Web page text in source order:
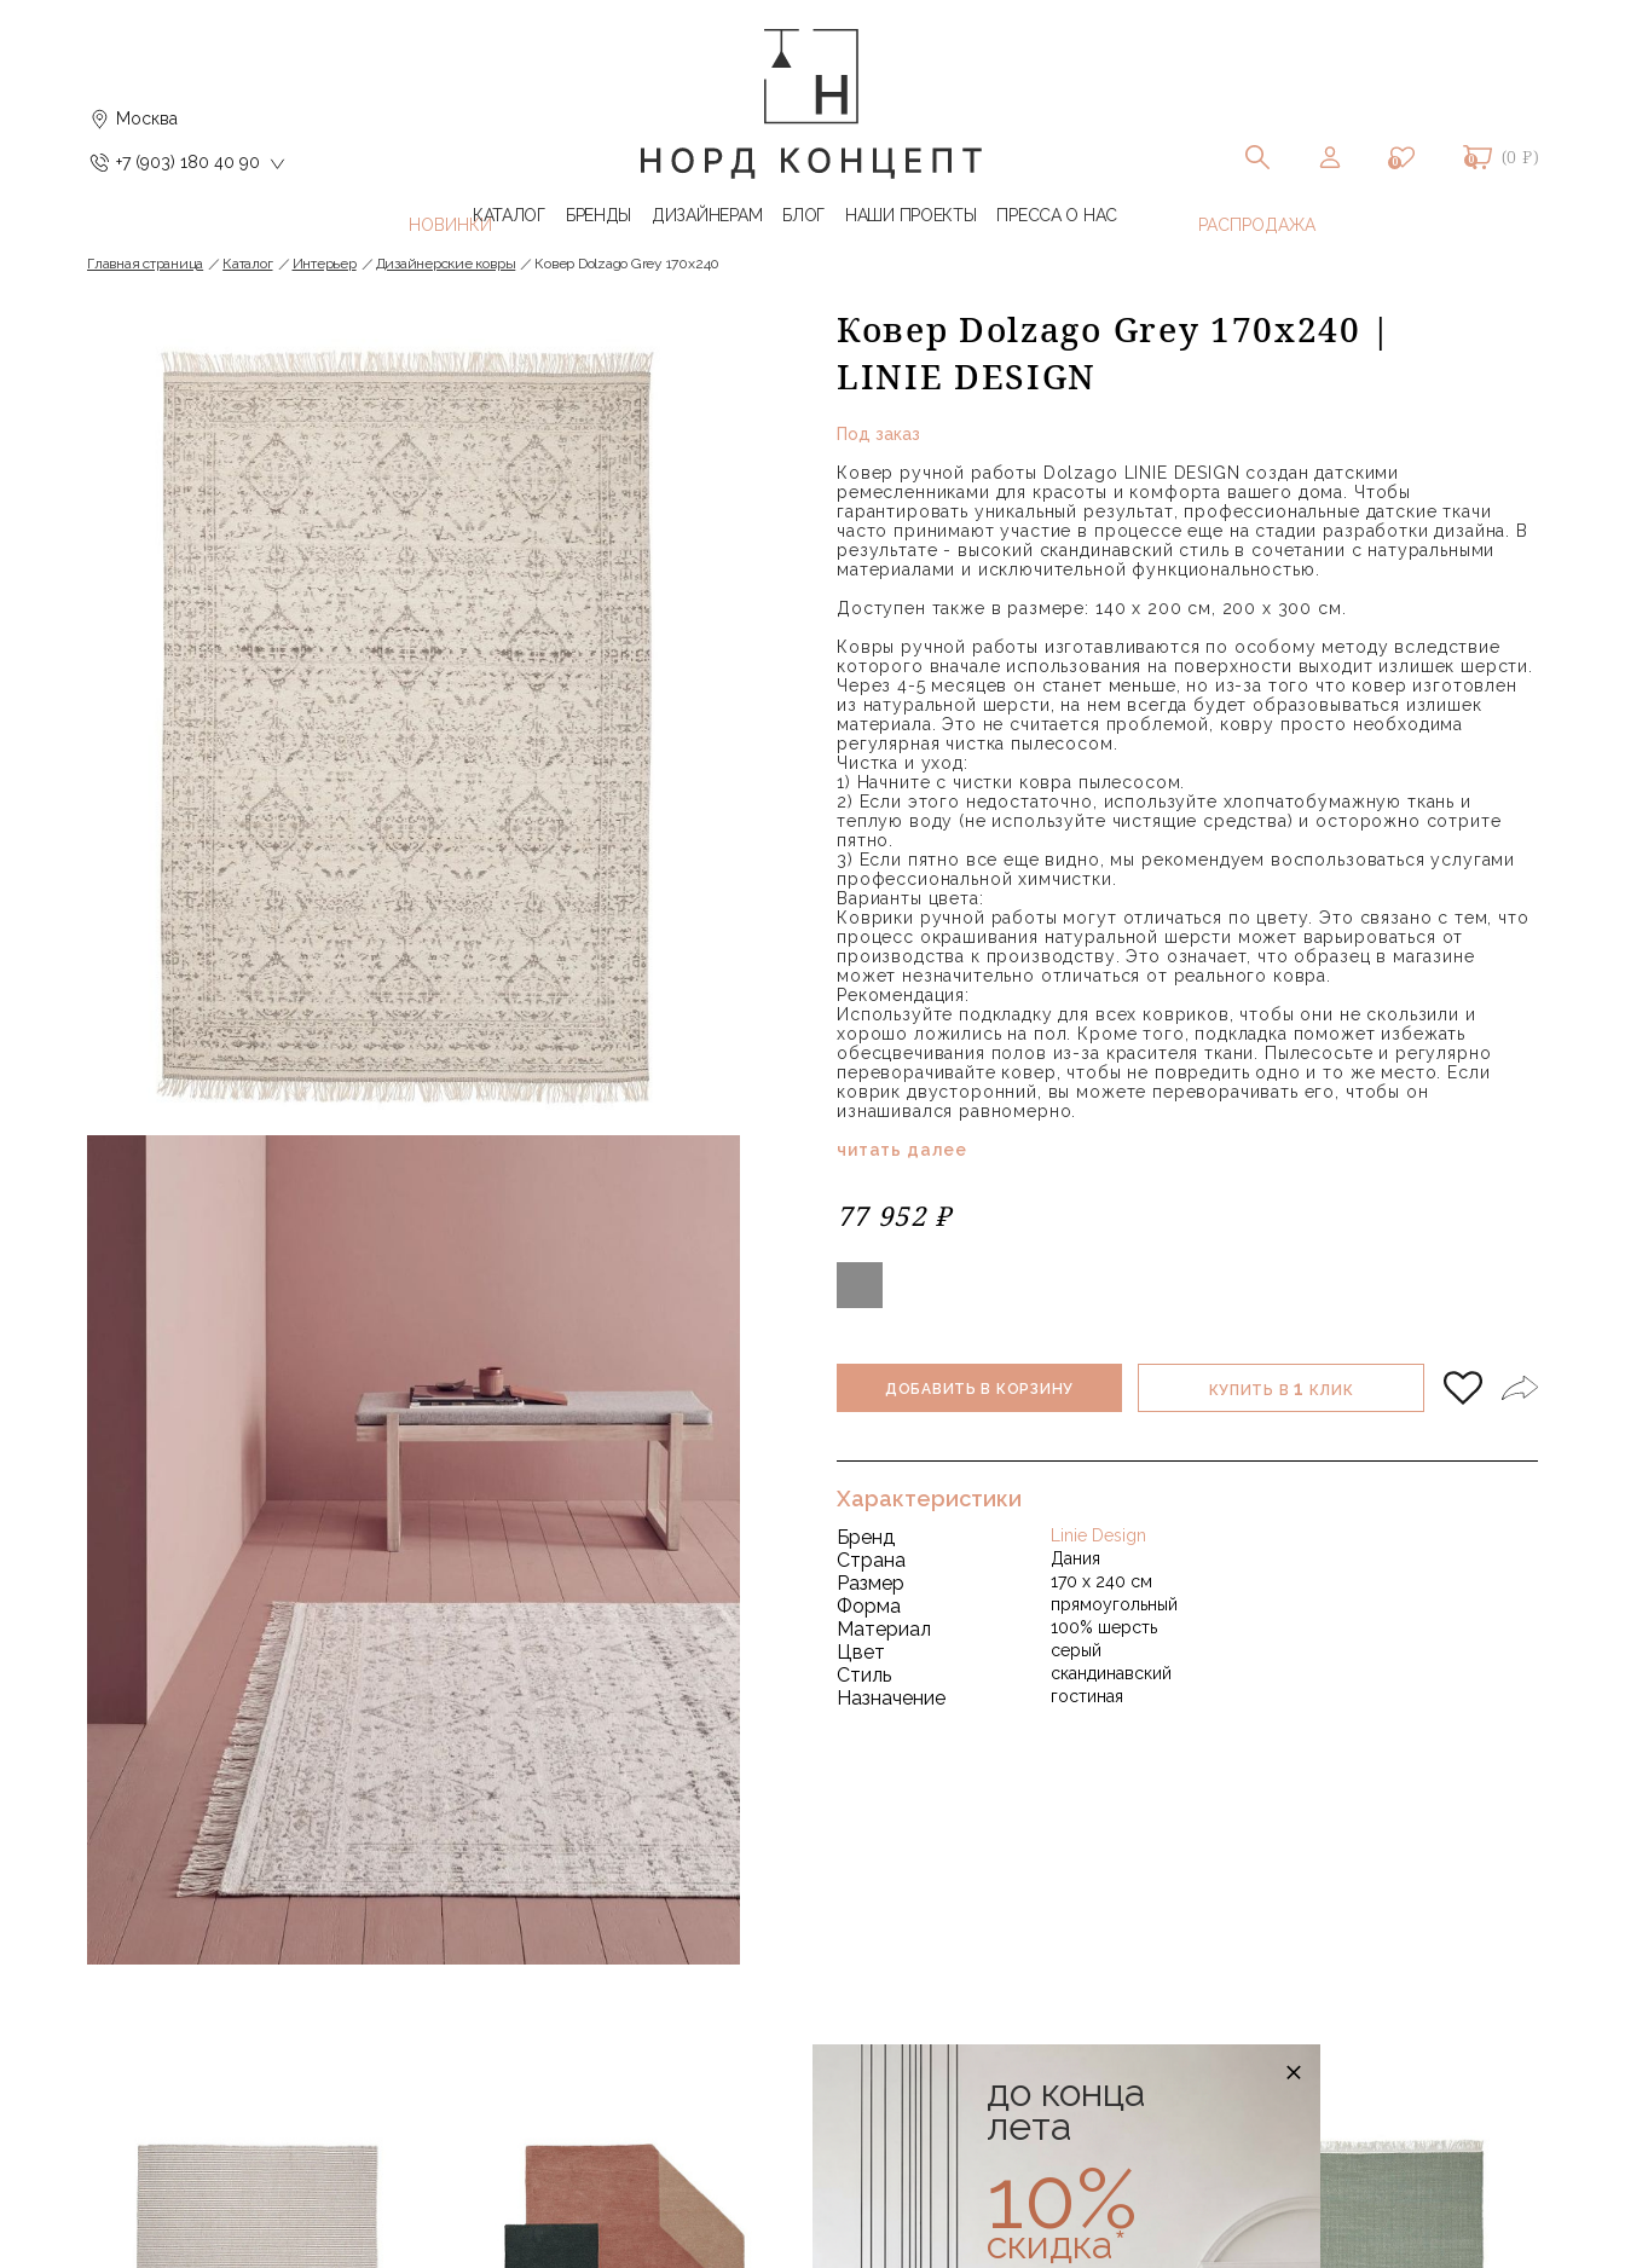
Москва
+7 (903) 180 40 90 0 0 (0 ₽)
КАТАЛОГ БРЕНДЫ ДИЗАЙНЕРАМ БЛОГ НАШИ ПРОЕКТЫ ПРЕССА О НАС
Главная страница Каталог Интерьер Дизайнерские ковры Ковер Dolzago Grey 170x240
Ковер Dolzago Grey 170x240 |
LINIE DESIGN
Под заказ
Ковер ручной работы Dolzago LINIE DESIGN создан датскими
ремесленниками для красоты и комфорта вашего дома. Чтобы
гарантировать уникальный результат, профессиональные датские ткачи
часто принимают участие в процессе еще на стадии разработки дизайна. В
результате - высокий скандинавский стиль в сочетании с натуральными
материалами и исключительной функциональностью.
Доступен также в размере: 140 х 200 см, 200 x 300 см.
Ковры ручной работы изготавливаются по особому методу вследствие
которого вначале использования на поверхности выходит излишек шерсти.
Через 4-5 месяцев он станет меньше, но из-за того что ковер изготовлен
из натуральной шерсти, на нем всегда будет образовываться излишек
материала. Это не считается проблемой, ковру просто необходима
регулярная чистка пылесосом.
Чистка и уход:
1) Начните с чистки ковра пылесосом.
2) Если этого недостаточно, используйте хлопчатобумажную ткань и
теплую воду (не используйте чистящие средства) и осторожно сотрите
пятно.
3) Если пятно все еще видно, мы рекомендуем воспользоваться услугами
профессиональной химчистки.
Варианты цвета:
Коврики ручной работы могут отличаться по цвету. Это связано с тем, что
процесс окрашивания натуральной шерсти может варьироваться от
производства к производству. Это означает, что образец в магазине
может незначительно отличаться от реального ковра.
Рекомендация:
Используйте подкладку для всех ковриков, чтобы они не скользили и
хорошо ложились на пол. Кроме того, подкладка поможет избежать
обесцвечивания полов из-за красителя ткани. Пылесосьте и регулярно
переворачивайте ковер, чтобы не повредить одно и то же место. Если
коврик двусторонний, вы можете переворачивать его, чтобы он
изнашивался равномерно.
читать далее
77 952 ₽
ДОБАВИТЬ В КОРЗИНУ КУПИТЬ В1 КЛИК
Характеристики
Бренд Linie Design
Страна Дания
Размер 170 х 240 см
Форма прямоугольный
Материал 100% шерсть
Цвет серый
Стиль скандинавский
Назначение гостиная
до конца
лета
10%
скидка*